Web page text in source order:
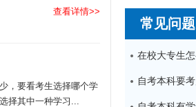
常见问题
查看详情>>
，要看考生选择哪个学
择其中一种学习...